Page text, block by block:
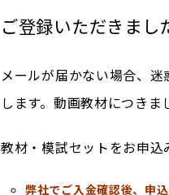
ご登録いただきまし
メールが届かない場合、
します。動画教材につきま
教材・模試セットをお申込
弊社でご入金確認後、申込